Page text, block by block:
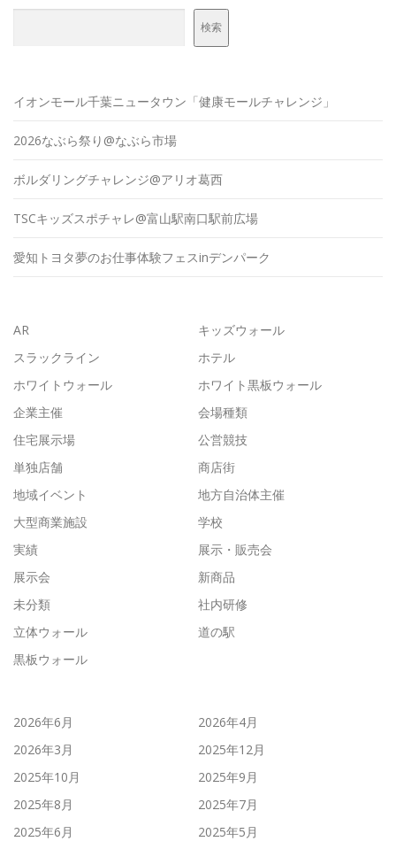
検索
イオンモール千葉ニュータウン「健康モールチャレンジ」
2026なぶら祭り@なぶら市場
ボルダリングチャレンジ@アリオ葛西
TSCキッズスポチャレ@富山駅南口駅前広場
愛知トヨタ夢のお仕事体験フェスinデンパーク
AR
キッズウォール
スラックライン
ホテル
ホワイトウォール
ホワイト黒板ウォール
企業主催
会場種類
住宅展示場
公営競技
単独店舗
商店街
地域イベント
地方自治体主催
大型商業施設
学校
実績
展示・販売会
展示会
新商品
未分類
社内研修
立体ウォール
道の駅
黒板ウォール
2026年6月
2026年4月
2026年3月
2025年12月
2025年10月
2025年9月
2025年8月
2025年7月
2025年6月
2025年5月